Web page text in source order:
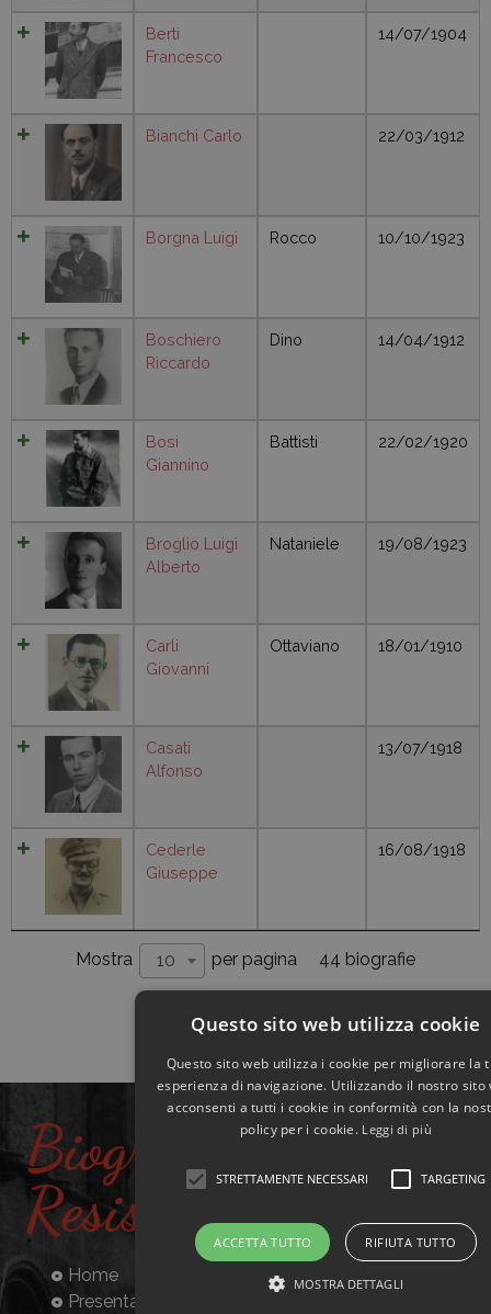
Berti
Francesco
14/07/1904
Bianchi Carlo 22/03/1912
Borgna Luigi Rocco 10/10/1923
Boschiero
Riccardo
Dino 14/04/1912
Bosi
Giannino
Battisti 22/02/1920
Broglio Luigi
Alberto
Nataniele 19/08/1923
Carli
Giovanni
Ottaviano 18/01/1910
Casati
Alfonso
13/07/1918
Cederle
Giuseppe
16/08/1918
Mostra 10 per pagina 44 biografie
Biografie
Resistenti
Home
Presentazione
Questo sito web utilizza cookie
Questo sito web utilizza i cookie per migliorare la
esperienza di navigazione. Utilizzando il nostro sito
acconsenti a tutti i cookie in conformità con la
policy per i cookie. Leggi di più
STRETTAMENTE NECESSARI TARGETING
ACCETTA TUTTO RIFIUTA TUTTO
MOSTRA DETTAGLI